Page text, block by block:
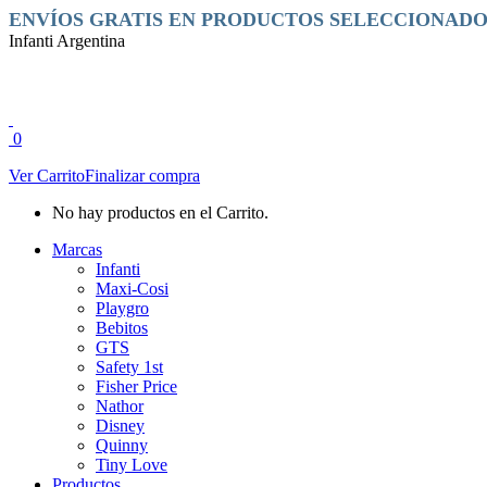
Saltar
al
Facebook
page
Instagram
page
ENVÍOS GRATIS EN PRODUCTOS
Infanti Argentina
0
Ver CarritoFinalizar compra
No hay productos en el Carrito.
Marcas
Infanti
Maxi-Cosi
Playgro
Bebitos
GTS
Safety 1st
Fisher Price
Nathor
Disney
Quinny
Tiny Love